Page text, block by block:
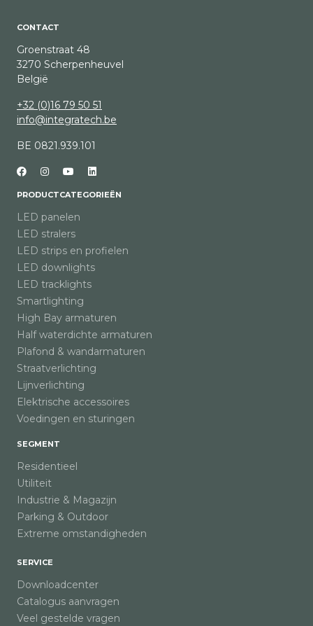
CONTACT
Groenstraat 48
3270 Scherpenheuvel
België
+32 (0)16 79 50 51
info@integratech.be
BE 0821.939.101
PRODUCTCATEGORIEËN
LED panelen
LED stralers
LED strips en profielen
LED downlights
LED tracklights
Smartlighting
High Bay armaturen
Half waterdichte armaturen
Plafond & wandarmaturen
Straatverlichting
Lijnverlichting
Elektrische accessoires
Voedingen en sturingen
SEGMENT
Residentieel
Utiliteit
Industrie & Magazijn
Parking & Outdoor
Extreme omstandigheden
SERVICE
Downloadcenter
Catalogus aanvragen
Veel gestelde vragen